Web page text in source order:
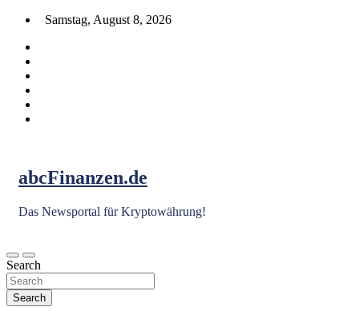
Skip
content
Samstag, August 8, 2026
abcFinanzen.de
Das Newsportal für Kryptowährung!
Search
Search